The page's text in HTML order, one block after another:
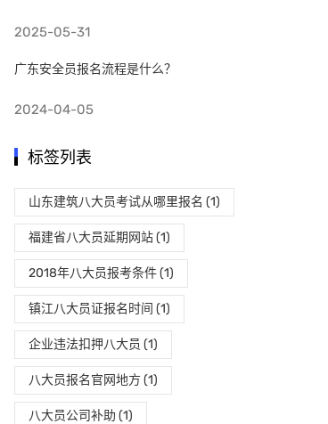
2025-05-31
广东安全员报名流程是什么？
2024-04-05
标签列表
山东建筑八大员考试从哪里报名 (1)
福建省八大员延期网站(1)
2018年八大员报考条件(1)
镇江八大员证报名时间 (1)
企业违法扣押八大员 (1)
八大员报名官网地方 (1)
八大员公司补助 (1)